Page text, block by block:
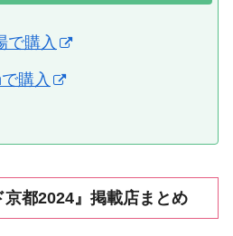
で購入
購入
京都2024』掲載店まとめ